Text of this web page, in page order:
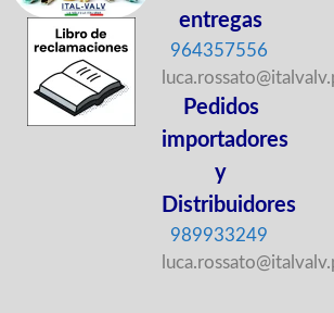
entregas
964357556
Pedidos
importadores
y
Distribuidores
989933249